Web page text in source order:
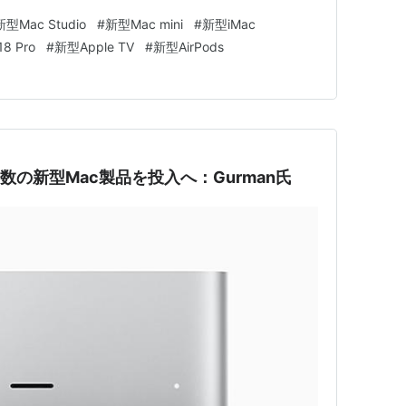
型Mac Studio #新型Mac mini #新型iMac
Pro
#新型Apple TV #新型AirPods
の新型Mac製品を投入へ：Gurman氏